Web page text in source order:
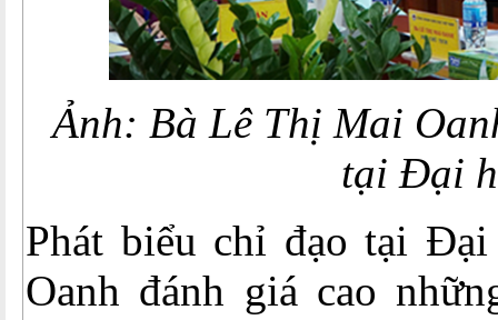
Ảnh: BàLê Thị Mai
tại Đại
Phát biểu chỉ đạo tại
Oanh đánh giá cao